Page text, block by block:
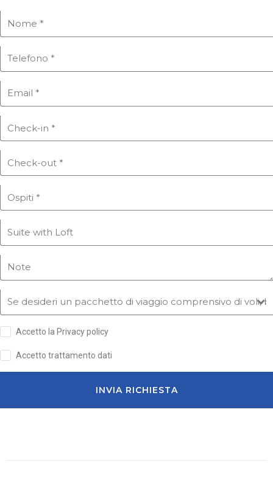
PRODOTTI DA BAGNO
Accetto la Privacy policy
Accetto trattamento dati
INVIA RICHIESTA